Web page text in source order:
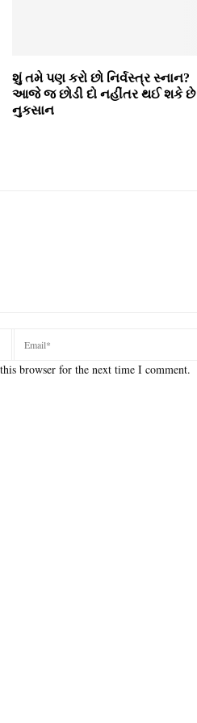
શું તમે પણ કરો છો નિર્વસ્ત્ર સ્નાન?
આજે જ છોડી દો નહીંતર થઈ શકે છે
નુકસાન
browser for the next time I comment.